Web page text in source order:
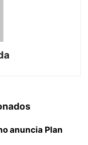
anuncia Plan